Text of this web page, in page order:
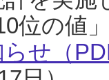
位の値
せ（